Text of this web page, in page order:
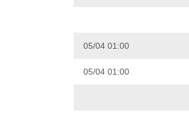
05/04 01:00
05/04 01:00